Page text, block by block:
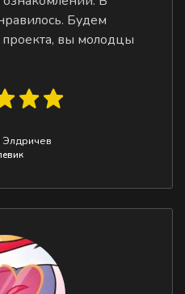
Будем
проекта, вы молодцы
Элдричев